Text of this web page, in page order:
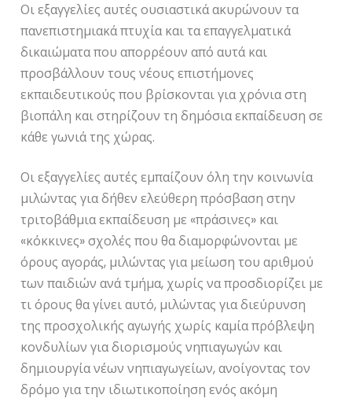
Οι εξαγγελίες αυτές ουσιαστικά ακυρώνουν τα
πανεπιστημιακά πτυχία και τα επαγγελματικά
δικαιώματα που απορρέουν από αυτά και
προσβάλλουν τους νέους επιστήμονες
εκπαιδευτικούς που βρίσκονται για χρόνια στη
βιοπάλη και στηρίζουν τη δημόσια εκπαίδευση σε
κάθε γωνιά της χώρας.
Οι εξαγγελίες αυτές εμπαίζουν όλη την κοινωνία
μιλώντας για δήθεν ελεύθερη πρόσβαση στην
τριτοβάθμια εκπαίδευση με «πράσινες» και
«κόκκινες» σχολές που θα διαμορφώνονται με
όρους αγοράς, μιλώντας για μείωση του αριθμού
των παιδιών ανά τμήμα, χωρίς να προσδιορίζει με
τι όρους θα γίνει αυτό, μιλώντας για διεύρυνση
της προσχολικής αγωγής χωρίς καμία πρόβλεψη
κονδυλίων για διορισμούς νηπιαγωγών και
δημιουργία νέων νηπιαγωγείων, ανοίγοντας τον
δρόμο για την ιδιωτικοποίηση ενός ακόμη